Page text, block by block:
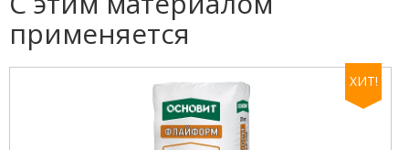
применяется
ХИТ!